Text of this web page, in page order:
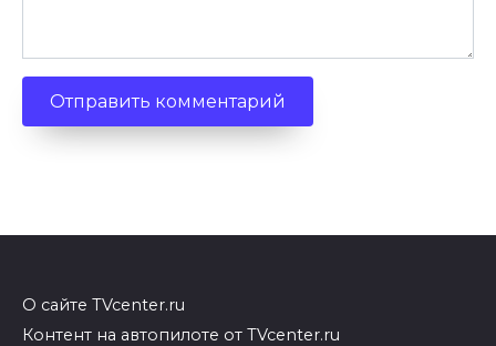
О сайте TVcenter.ru
Контент на автопилоте от TVcenter.ru